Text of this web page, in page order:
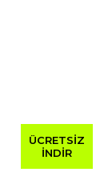
ÜCRETSİZ
İNDİR